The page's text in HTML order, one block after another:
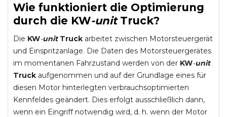
Wie funktioniert die Optimierung
durch die KW-unit Truck?
Die KW-unit Truck arbeitet zwischen Motorsteuergerät
und Einspritzanlage. Die Daten des Motorsteuergerätes
im momentanen Fahrzustand werden von der KW-unit
Truck aufgenommen und auf der Grundlage eines für
diesen Motor hinterlegten verbrauchsoptimierten
Kennfeldes geändert. Dies erfolgt ausschließlich dann,
wenn ein Eingriff notwendig wird, d. h. wenn der Motor